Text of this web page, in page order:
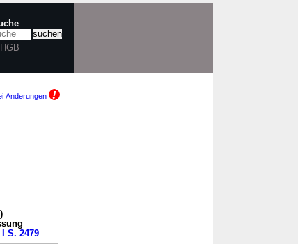
Änderungen
S. 2479